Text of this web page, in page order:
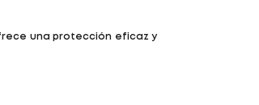
una protección eficaz y